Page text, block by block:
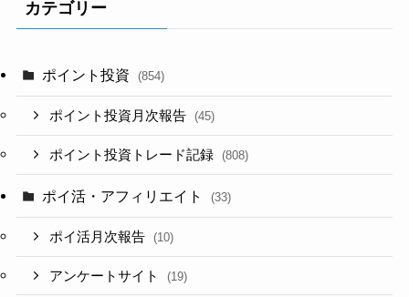
カテゴリー
ポイント投資 (854)
ポイント投資月次報告 (45)
ポイント投資トレード記録 (808)
ポイ活・アフィリエイト (33)
ポイ活月次報告 (10)
アンケートサイト (19)